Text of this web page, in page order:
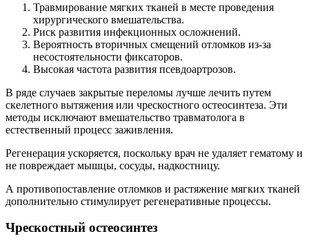
Травмирование мягких тканей в месте проведения
хирургического вмешательства.
Риск развития инфекционных осложнений.
Вероятность вторичных смещений отломков из-за
несостоятельности фиксаторов.
Высокая частота развития псевдоартрозов.
В ряде случаев закрытые переломы лучше лечить путем
скелетного вытяжения или чрескостного остеосинтеза. Эти
методы исключают вмешательство травматолога в
естественный процесс заживления.
Регенерация ускоряется, поскольку врач не удаляет гематому и
не повреждает мышцы, сосуды, надкостницу.
А противопоставление отломков и растяжение мягких тканей
дополнительно стимулирует регенеративные процессы.
Чрескостный остеосинтез